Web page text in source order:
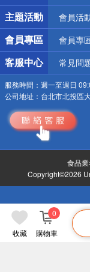
收藏 購物車
0
詐
主題活動 會員活
會員專區 會員專
客服中心 常見問
服務時間： 週一至週日
公司地址： 台北市北投區
食品
Copyright©2026